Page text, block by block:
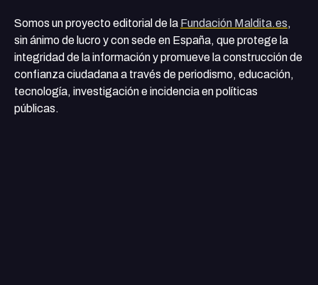
Somos un proyecto editorial de la Fundación Maldita.es,
sin ánimo de lucro y con sede en España, que protege la
integridad de la información y promueve la construcción de
confianza ciudadana a través de periodismo, educación,
tecnología, investigación e incidencia en políticas
públicas.